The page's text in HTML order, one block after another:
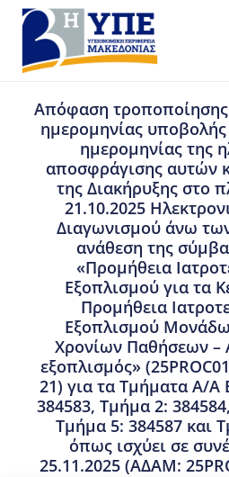
Απόφαση τροποποίησης
ημερομηνίας
ημερομηνίας της
αποσφράγισης αυτών
της Διακήρυξης στο
21.10.2025
Διαγωνισμού άνω
ανάθεση της
«Προμήθεια
Εξοπλισμού για τα
Προμήθεια
Εξοπλισμού
Χρονίων Παθήσεων –
εξοπλισμός»
21) για τα Τμήματα A/
384583, Τμήμα 2:
Τμήμα 5: 384587 και
όπως ισχύει σε
25.11.2025 (ΑΔΑΜ: